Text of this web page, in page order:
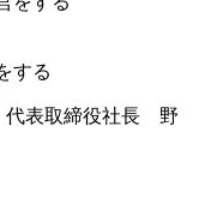
する
代表取締役社長 野